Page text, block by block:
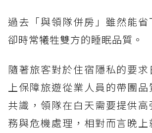
過去「與領隊併房」雖然能省
卻時常犧牲雙方的睡眠品質。
隨著旅客對於住宿隱私的要
上保障旅遊從業人員的帶團
共識，領隊在白天需要提供
務與危機處理，相對而言晚